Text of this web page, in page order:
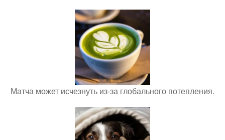
Матча может исчезнуть из-за глобального потепления.